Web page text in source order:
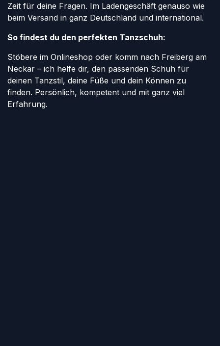
Zeit für deine Fragen. Im Ladengeschäft genauso wie
beim Versand in ganz Deutschland und international.
So findest du den perfekten Tanzschuh:
Stöbere im Onlineshop oder komm nach Freiberg am
Neckar – ich helfe dir, den passenden Schuh für
deinen Tanzstil, deine Füße und dein Können zu
finden. Persönlich, kompetent und mit ganz viel
Erfahrung.